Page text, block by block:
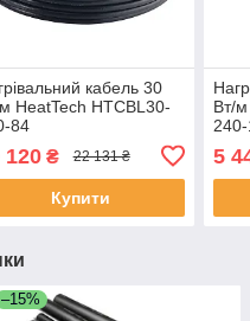
кабель 30
HeatTech HTCBL30-
84
120₴ 22 131 ₴
Купити
Вт/
5
–15%